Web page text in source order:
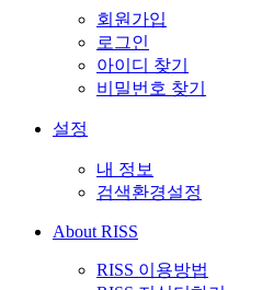
회원가입
로그인
아이디 찾기
비밀번호 찾기
설정
내 정보
검색환경설정
About RISS
RISS 이용방법